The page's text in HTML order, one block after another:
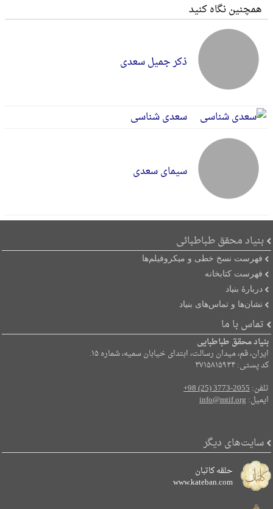
همچنین نگاه کنید
ذکر جمیل سعدی
سعدی شناسی
سیمای سعدی
بنیاد محقق طباطبائی
فهرست نسخ خطی و میکروفیلم‌ها
فهرست کتابخانه
دربارۀ بنیاد
نشان‌ها و تماس‌های بنیاد
تماس با ما
بنیاد محقق طباطبایی
ایران، قم، میدان رسالت، ابتدای خیابان سمیه، شماره ۱۵.
کد پستی: ۳۷۱۵۸۱۵۹۳۴
تلفن:+98 (25) 3773-2055
ایمیل:info@mtif.org
سایت‌های دیگر
حلقه کاتبان
www.kateban.com